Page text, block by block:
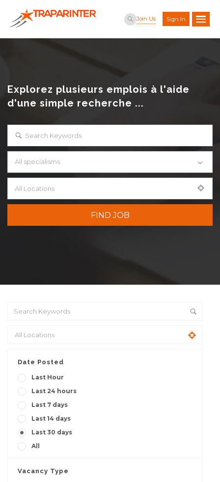
Join Us Sign In
Explorez plusieurs emplois à l'aide
d'une simple recherche ...
All specialisms
Date Posted
Last Hour
Last 24 hours
Last 7 days
Last 14 days
Last 30 days
All
Vacancy Type